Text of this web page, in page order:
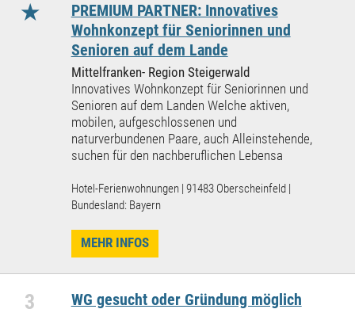
★
PREMIUM PARTNER: Innovatives
Wohnkonzept für Seniorinnen und
Senioren auf dem Lande
Mittelfranken- Region Steigerwald
Innovatives Wohnkonzept für Seniorinnen und
Senioren auf dem Landen Welche aktiven,
mobilen, aufgeschlossenen und
naturverbundenen Paare, auch Alleinstehende,
suchen für den nachberuflichen Lebensa
Hotel-Ferienwohnungen | 91483 Oberscheinfeld |
Bundesland: Bayern
MEHR INFOS
3 WG gesucht oder Gründung möglich